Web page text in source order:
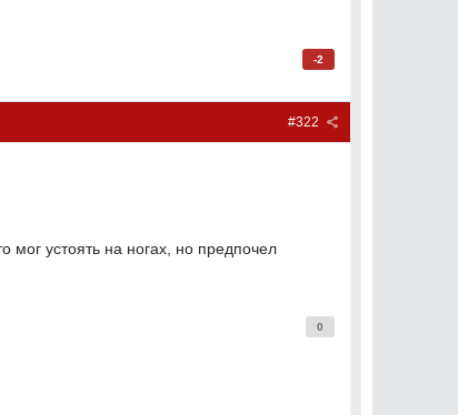
-2
#322
мог устоять на ногах, но предпочел
0